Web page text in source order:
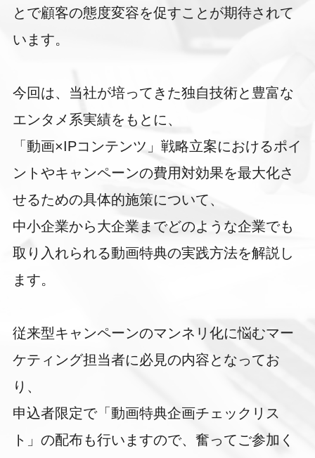
とで顧客の態度変容を促すことが期待されて
います。
今回は、当社が培ってきた独自技術と豊富な
エンタメ系実績をもとに、
「動画×IPコンテンツ」戦略立案におけるポイ
ントやキャンペーンの費用対効果を最大化さ
せるための具体的施策について、
中小企業から大企業までどのような企業でも
取り入れられる動画特典の実践方法を解説し
ます。
従来型キャンペーンのマンネリ化に悩むマー
ケティング担当者に必見の内容となってお
り、
申込者限定で「動画特典企画チェックリス
ト」の配布も行いますので、奮ってご参加く